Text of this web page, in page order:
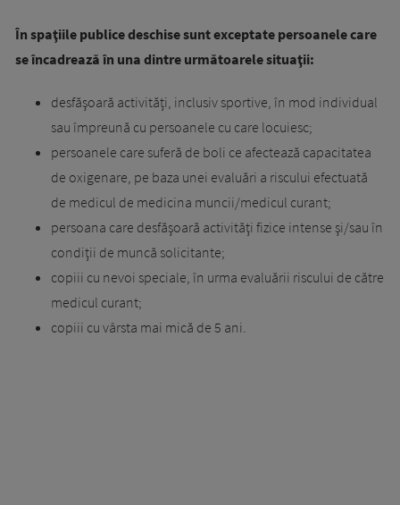
În spaţiile publice deschise sunt exceptate persoanele care
se încadrează în una dintre următoarele situaţii:
desfăşoară activităţi, inclusiv sportive, în mod individual
sau împreună cu persoanele cu care locuiesc;
persoanele care suferă de boli ce afectează capacitatea
de oxigenare, pe baza unei evaluări a riscului efectuată
de medicul de medicina muncii/medicul curant;
persoana care desfăşoară activităţi fizice intense şi/sau în
condiţii de muncă solicitante;
copiii cu nevoi speciale, în urma evaluării riscului de către
medicul curant;
copiii cu vârsta mai mică de 5 ani.